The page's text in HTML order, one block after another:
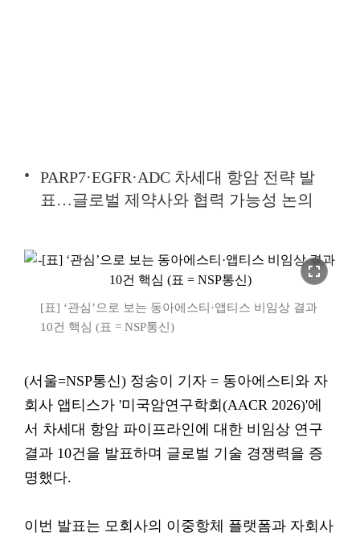
PARP7·EGFR·ADC 차세대 항암 전략 발
표…글로벌 제약사와 협력 가능성 논의
fullscreen
[표] ‘관심’으로 보는 동아에스티·앱티스 비임상 결과
10건 핵심 (표 = NSP통신)
(서울=NSP통신) 정송이 기자 = 동아에스티와 자
회사 앱티스가 '미국암연구학회(AACR 2026)'에
서 차세대 항암 파이프라인에 대한 비임상 연구
결과 10건을 발표하며 글로벌 기술 경쟁력을 증
명했다.
이번 발표는 모회사의 이중항체 플랫폼과 자회사